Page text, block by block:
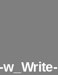
w_Write-